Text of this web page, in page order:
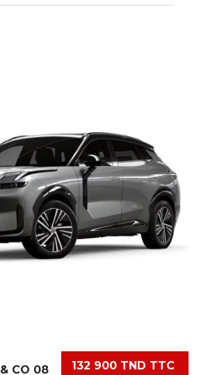
132 900 TND TTC
CO 08